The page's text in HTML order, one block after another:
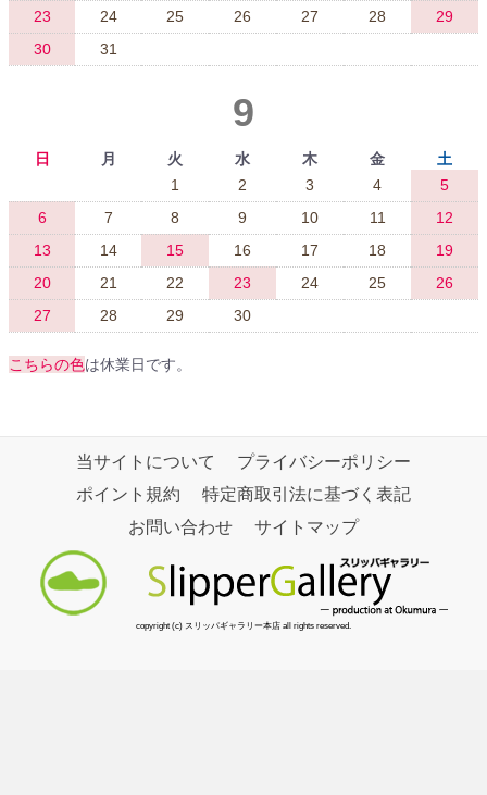
23
24 25 26 27 28
29
30
31
9
日 月 火 水 木 金
土
1
2 3 4
5
6
7 8 9 10 11
12
13
14 15 16 17 18
19
20
21 22 23 24 25
26
27
28 29 30
こちらの色は休業日です。
当サイトについて
プライバシーポリシー
ポイント規約
特定商取引法に基づく表記
お問い合わせ
サイトマップ
copyright (c) スリッパギャラリー本店 all rights reserved.